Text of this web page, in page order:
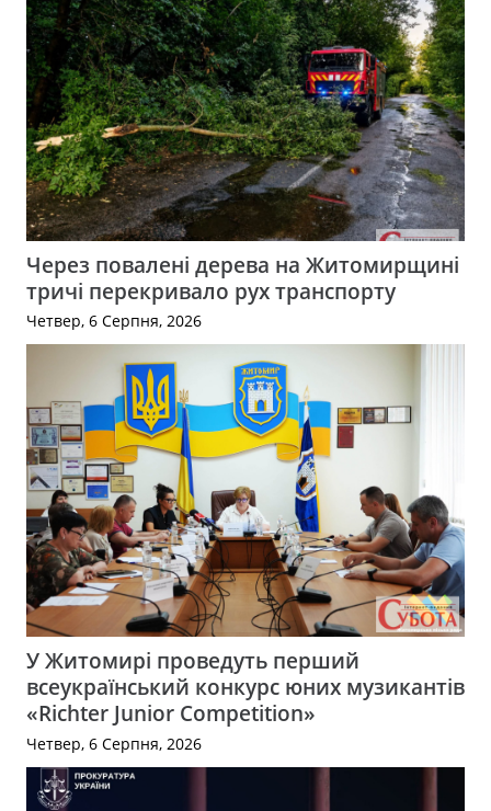
Через повалені дерева на Житомирщині
тричі перекривало рух транспорту
Четвер, 6 Серпня, 2026
У Житомирі проведуть перший
всеукраїнський конкурс юних музикантів
«Richter Junior Competition»
Четвер, 6 Серпня, 2026